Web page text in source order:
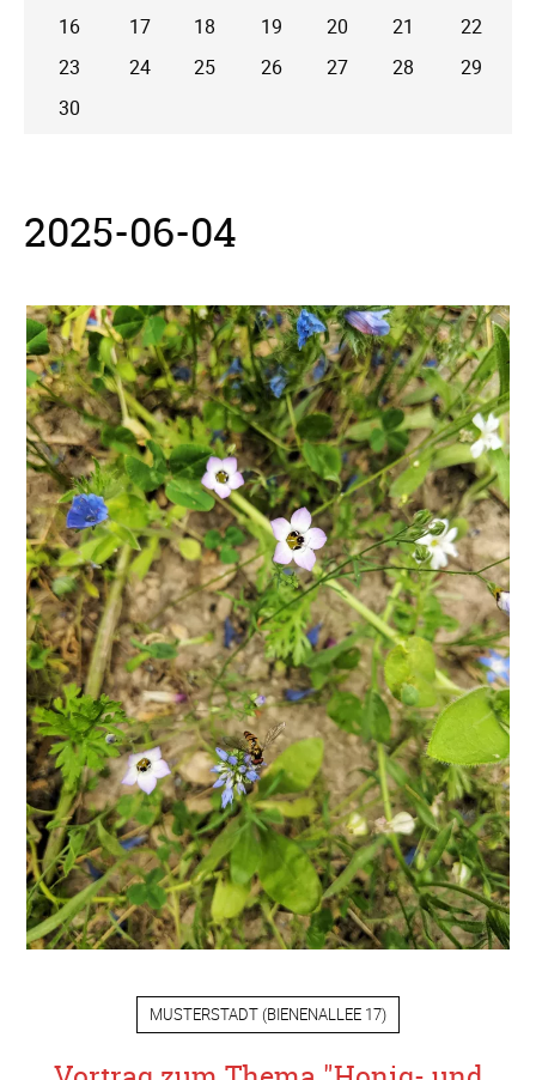
16
17 18 19 20 21
22
23
24 25 26 27 28
29
30
2025-06-04
MUSTERSTADT (BIENENALLEE 17)